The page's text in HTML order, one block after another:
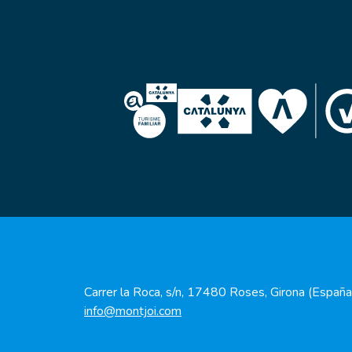
Carrer la Roca, s/n, 17480 Roses, Girona
info@montjoi.com